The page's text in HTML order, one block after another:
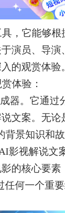
，它能够根
演员、导演
的观赏体验。
体验：
器。它通过
文案。无论
景知识和故
影视解说文
的核心要素
任何一个重